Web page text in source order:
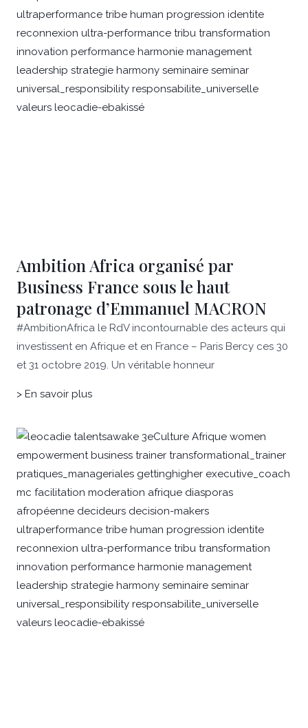
Ambition Africa organisé par
Business France sous le haut
patronage d’Emmanuel MACRON
#AmbitionAfrica le RdV incontournable des acteurs qui
investissent en Afrique et en France – Paris Bercy ces 30
et 31 octobre 2019. Un véritable honneur
> En savoir plus